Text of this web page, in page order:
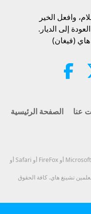
25:38
وافعل الخير​
إلى الديار.
هاي (فيغان)
الصفحة الرئيسية عنا
هذا الموقع متوافق مع Google Chrome أو Microsoft Edge أو FireFox أو Safari أو
تشينغ هاي. كافة الحقوق